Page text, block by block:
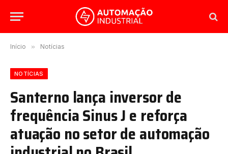
Início » Notícias
NOTÍCIAS
Santerno lança inversor de
frequência Sinus J e reforça
atuação no setor de automação